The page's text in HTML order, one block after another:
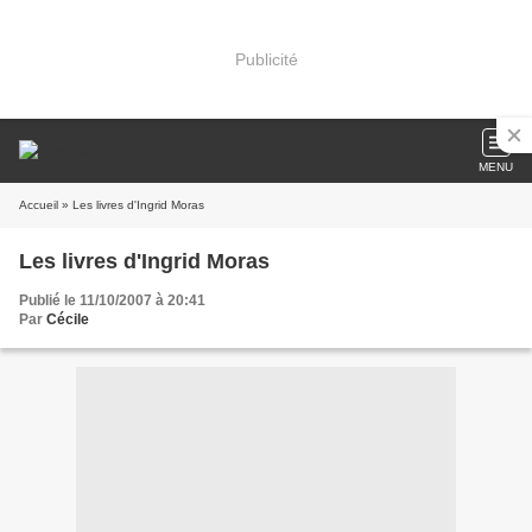
Publicité
MENU
Accueil » Les livres d'Ingrid Moras
Les livres d'Ingrid Moras
Publié le 11/10/2007 à 20:41
Par Cécile